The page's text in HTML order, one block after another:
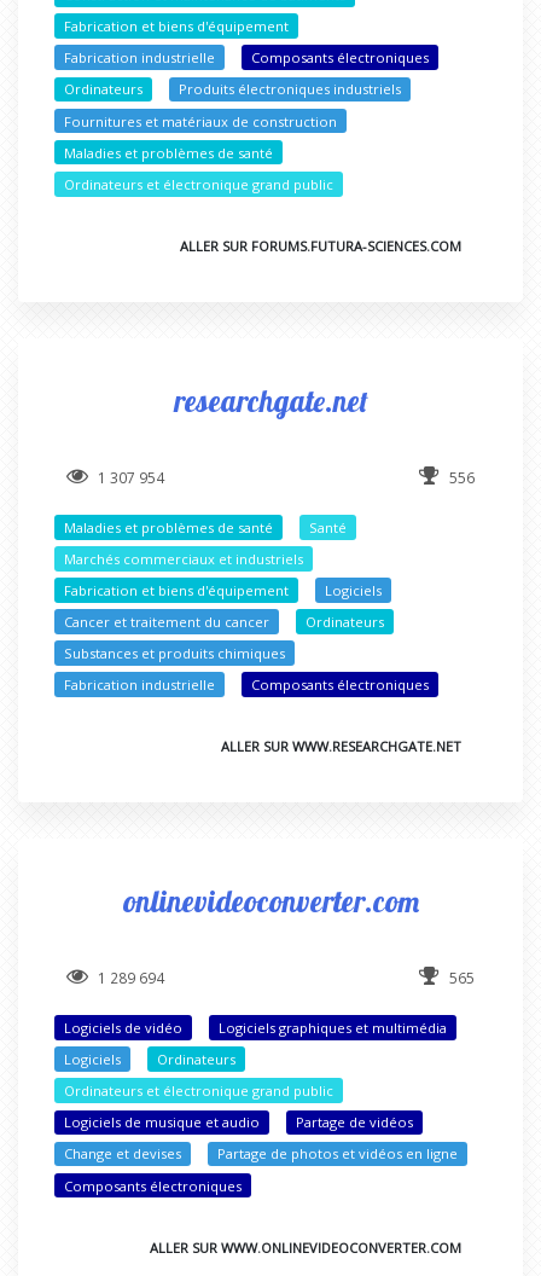
Fabrication et biens d'équipement
Fabrication industrielle
Composants électroniques
Ordinateurs
Produits électroniques industriels
Fournitures et matériaux de construction
Maladies et problèmes de santé
Ordinateurs et électronique grand public
ALLER SUR FORUMS.FUTURA-SCIENCES.COM
researchgate.net
1 307 954 556
Maladies et problèmes de santé
Santé
Marchés commerciaux et industriels
Fabrication et biens d'équipement
Logiciels
Cancer et traitement du cancer
Ordinateurs
Substances et produits chimiques
Fabrication industrielle
Composants électroniques
ALLER SUR WWW.RESEARCHGATE.NET
onlinevideoconverter.com
1 289 694 565
Logiciels de vidéo
Logiciels graphiques et multimédia
Logiciels
Ordinateurs
Ordinateurs et électronique grand public
Logiciels de musique et audio
Partage de vidéos
Change et devises
Partage de photos et vidéos en ligne
Composants électroniques
ALLER SUR WWW.ONLINEVIDEOCONVERTER.COM